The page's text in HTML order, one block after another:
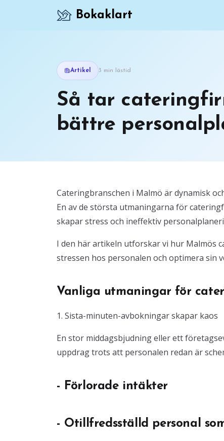
Bokaklart
Artikel 3 min lästid
Så tar
bättre
Cateringbranschen i Malmö är dynamisk
En av de största utmaningarna för
skapar stress och ineffektiv
I den här artikeln utforskar vi hur Malmös
stressen hos personalen och optimera sin
Vanliga utmaningar för
1. Sista-minuten-avbokningar skapar kaos
En stor middagsbjudning eller ett
uppdrag trots att personalen redan är
- Förlorade intäkter
- Otillfredsställd personal